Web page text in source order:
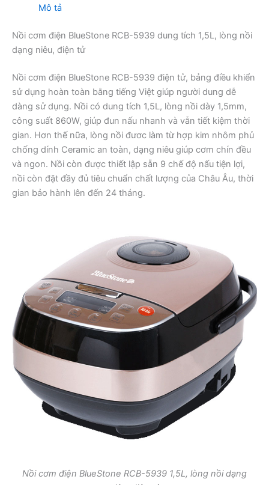
Mô tả
Nồi cơm điện BlueStone RCB-5939 dung tích 1,5L, lòng nồi
dạng niêu, điện tử
Nồi cơm điện BlueStone RCB-5939 điện tử, bảng điều khiển
sử dụng hoàn toàn bằng tiếng Việt giúp người dung dễ
dàng sử dụng. Nồi có dung tích 1,5L, lòng nồi dày 1,5mm,
công suất 860W, giúp đun nấu nhanh và vẫn tiết kiệm thời
gian. Hơn thế nữa, lòng nồi đươc làm từ hợp kim nhôm phủ
chống dính Ceramic an toàn, dạng niêu giúp cơm chín đều
và ngon. Nồi còn được thiết lập sẵn 9 chế độ nấu tiện lợi,
nồi còn đặt đầy đủ tiêu chuẩn chất lượng của Châu Âu, thời
gian bảo hành lên đến 24 tháng.
Nồi cơm điện BlueStone RCB-5939 1,5L, lòng nồi dạng